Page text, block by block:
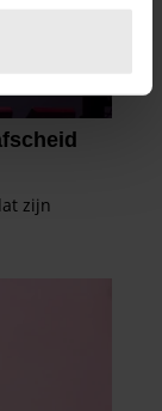
te
te bieden
delen we
onze
met andere
ze hebben
services. U
website blijft